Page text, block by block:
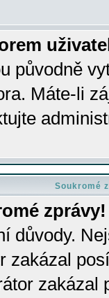
původně
Máte-li
Soukromé
zprávy!
důvody.
zakázal
zakázal